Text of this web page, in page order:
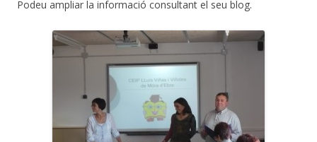
Podeu ampliar la informació consultant el seu blog.